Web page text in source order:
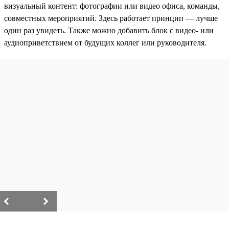
визуальный контент: фотографии или видео офиса, команды,
совместных мероприятий. Здесь работает принцип — лучше
один раз увидеть. Также можно добавить блок с видео- или
аудиоприветствием от будущих коллег или руководителя.